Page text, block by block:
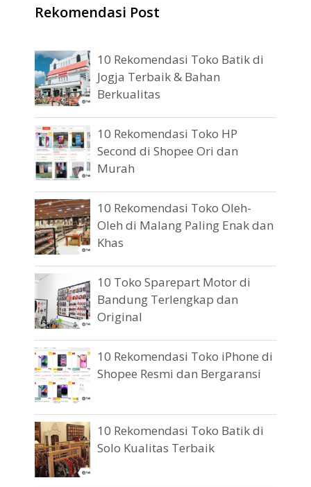
Rekomendasi Post
10 Rekomendasi Toko Batik di
Jogja Terbaik & Bahan
Berkualitas
10 Rekomendasi Toko HP
Second di Shopee Ori dan
Murah
10 Rekomendasi Toko Oleh-
Oleh di Malang Paling Enak dan
Khas
10 Toko Sparepart Motor di
Bandung Terlengkap dan
Original
10 Rekomendasi Toko iPhone di
Shopee Resmi dan Bergaransi
10 Rekomendasi Toko Batik di
Solo Kualitas Terbaik